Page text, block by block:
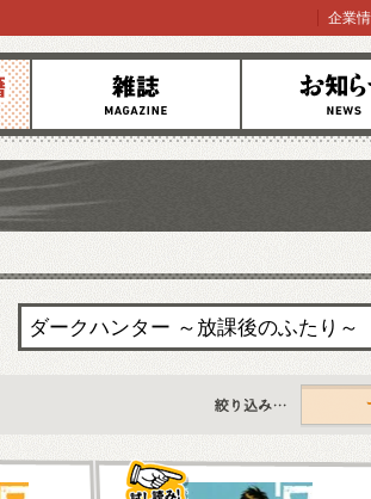
雑誌 お知らせ
企業
すべて